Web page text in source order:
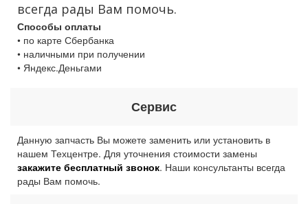
всегда рады Вам помочь.
Способы оплаты
• по карте Сбербанка
• наличными при получении
• Яндекс.Деньгами
Сервис
Данную запчасть Вы можете заменить или установить в
нашем Техцентре. Для уточнения стоимости замены
закажите бесплатный звонок. Наши консультанты всегда
рады Вам помочь.